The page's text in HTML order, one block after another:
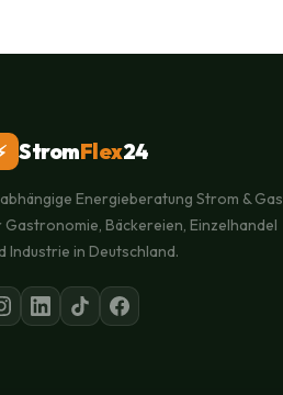
StromFlex24
Energieberatung Strom & Gas
Gastronomie, Bäckereien, Einzelhandel
Industrie in Deutschland.